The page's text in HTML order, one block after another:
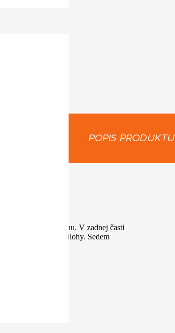
POPIS PRODUKTU
odolnosť voči zásahu. V zadnej časti
nôh pre extrémne úlohy. Sedem